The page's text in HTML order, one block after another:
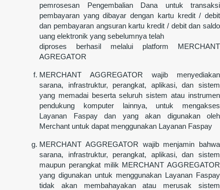
pemrosesan Pengembalian Dana untuk transaksi
pembayaran yang dibayar dengan kartu kredit / debit
dan pembayaran angsuran kartu kredit / debit dan saldo
uang elektronik yang sebelumnya telah
diproses berhasil melalui platform MERCHANT
AGREGATOR
MERCHANT AGGREGATOR wajib menyediakan
sarana, infrastruktur, perangkat, aplikasi, dan sistem
yang memadai beserta seluruh sistem atau instrumen
pendukung komputer lainnya, untuk mengakses
Layanan Faspay dan yang akan digunakan oleh
Merchant untuk dapat menggunakan Layanan Faspay
MERCHANT AGGREGATOR wajib menjamin bahwa
sarana, infrastruktur, perangkat, aplikasi, dan sistem
maupun perangkat milik MERCHANT AGGREGATOR
yang digunakan untuk menggunakan Layanan Faspay
tidak akan membahayakan atau merusak sistem